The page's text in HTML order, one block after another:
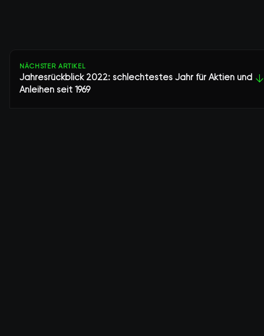
NÄCHSTER ARTIKEL
Jahresrückblick 2022: schlechtestes Jahr für Aktien und
Anleihen seit 1969
↓